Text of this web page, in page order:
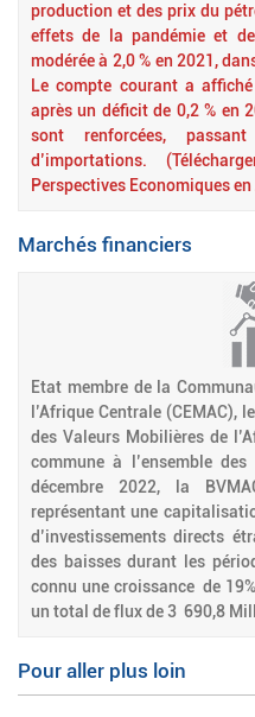
production et des prix du
effets de la pandémie et
modérée à 2,0 % en 2021,
Le compte courant a
après un déficit de 0,2 % en
sont renforcées,
d’importations.
Perspectives Economiques
Marchés financiers
Etat membre de la
l’Afrique Centrale (CEMAC),
des Valeurs Mobilières de
commune à l’ensemble
décembre 2022, la
représentant une
d’investissements directs
des baisses durant les
connu une croissance de
un total de flux de 3 690,8
Pour aller plus loin